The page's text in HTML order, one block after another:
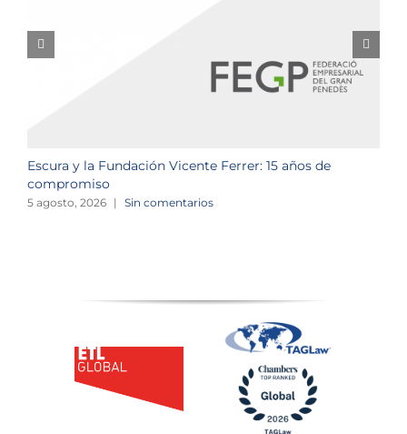
Escura y la Fundación Vicente Ferrer: 15 años de
compromiso
5 agosto, 2026 | Sin comentarios